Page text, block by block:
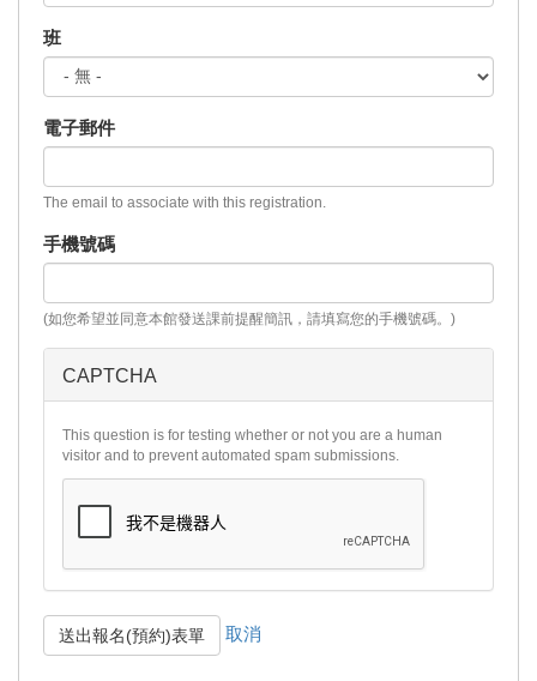
班
電子郵件
The email to associate with this registration.
手機號碼
(如您希望並同意本館發送課前提醒簡訊，請填寫您的手機號碼。)
CAPTCHA
This question is for testing whether or not you are a human
visitor and to prevent automated spam submissions.
送出報名(預約)表單 取消